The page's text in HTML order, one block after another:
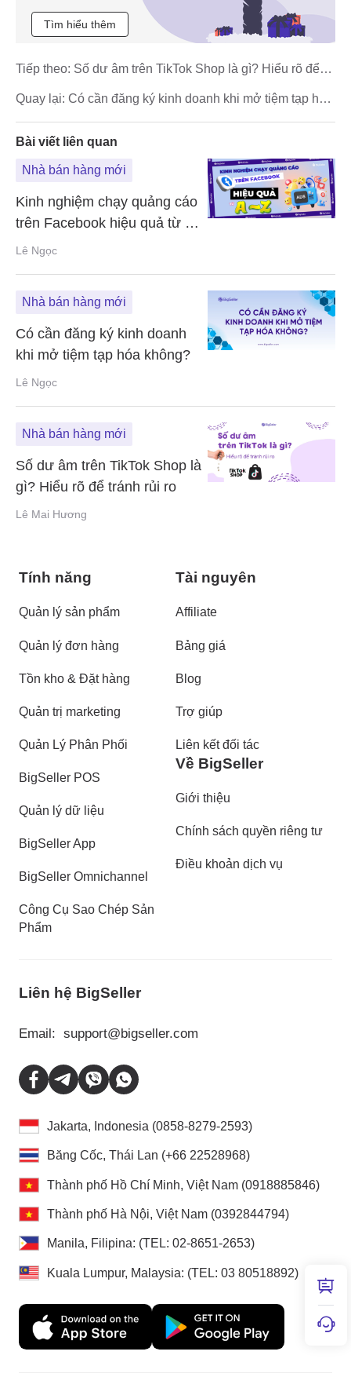
Tìm hiểu thêm
Quay lại: Có cần đăng ký kinh doanh khi mở tiệm tạp hóa
Tiếp theo: Số dư âm trên TikTok Shop là gì? Hiểu rõ để
Bài viết liên quan
Nhà bán hàng mới
Kinh nghiệm chạy quảng cáo
trên Facebook hiệu quả từ A -
Z
Lê Ngọc
Nhà bán hàng mới
Có cần đăng ký kinh doanh
khi mở tiệm tạp hóa không?
Lê Ngọc
Nhà bán hàng mới
Số dư âm trên TikTok Shop là
gì? Hiểu rõ để tránh rủi ro
Lê Mai Hương
Tính năng
Quản lý sản phẩm
Quản lý đơn hàng
Tồn kho & Đặt hàng
Quản trị marketing
Quản Lý Phân Phối
BigSeller POS
Quản lý dữ liệu
BigSeller App
BigSeller Omnichannel
Công Cụ Sao Chép Sản
Phẩm
Tài nguyên
Affiliate
Bảng giá
Blog
Trợ giúp
Liên kết đối tác
Về BigSeller
Giới thiệu
Chính sách quyền riêng tư
Điều khoản dịch vụ
Liên hệ BigSeller
Email: support@bigseller.com
Jakarta, Indonesia (0858-8279-2593)
Băng Cốc, Thái Lan (+66 22528968)
Thành phố Hồ Chí Minh, Việt Nam (0918885846)
Thành phố Hà Nội, Việt Nam (0392844794)
Manila, Filipina: (TEL: 02-8651-2653)
Kuala Lumpur, Malaysia: (TEL: 03 80518892)